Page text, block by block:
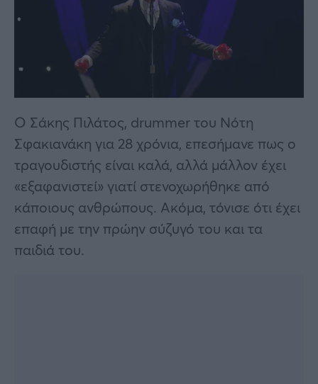
Ο Σάκης Πιλάτος, drummer του Νότη
Σφακιανάκη για 28 χρόνια, επεσήμανε πως ο
τραγουδιστής είναι καλά, αλλά μάλλον έχει
«εξαφανιστεί» γιατί στενοχωρήθηκε από
κάποιους ανθρώπους. Ακόμα, τόνισε ότι έχει
επαφή με την πρώην σύζυγό του και τα
παιδιά του.